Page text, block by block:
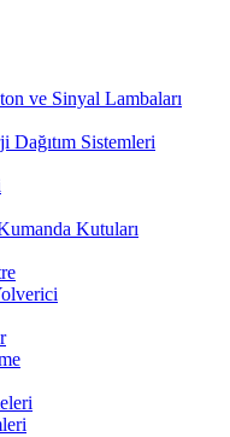
ve Sinyal Lambaları
Dağıtım Sistemleri
Kutuları